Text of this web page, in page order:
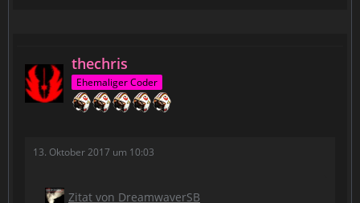
thechris
Ehemaliger Coder
13. Oktober 2017 um 10:03
Zitat von DreamwaverSB